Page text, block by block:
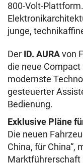
800-Volt-
junge,
Der ID. AURAvon
die neue
modernste
gesteuerter
Bedienung.
Exklusive Pläne
Die neuen
China, für China“,